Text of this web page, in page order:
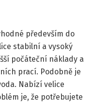
především do
stabilní a vysoký
počáteční náklady a
prací. Podobně je
Nabízí velice
je, že potřebujete